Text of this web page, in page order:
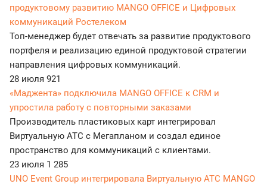
продуктовому развитию MANGO OFFICE и Цифровых
коммуникаций Ростелеком
Топ-менеджер будет отвечать за развитие продуктового
портфеля и реализацию единой продуктовой стратегии
направления цифровых коммуникаций.
28 июля 921
«Маджента» подключила MANGO OFFICE к CRM и
упростила работу с повторными заказами
Производитель пластиковых карт интегрировал
Виртуальную АТС с Мегапланом и создал единое
пространство для коммуникаций с клиентами.
23 июля 1 285
UNO Event Group интегрировала Виртуальную АТС MANGO